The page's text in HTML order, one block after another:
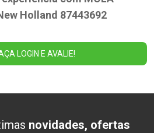
Holland 87443692
LOGIN E AVALIE!
novidades, ofertas